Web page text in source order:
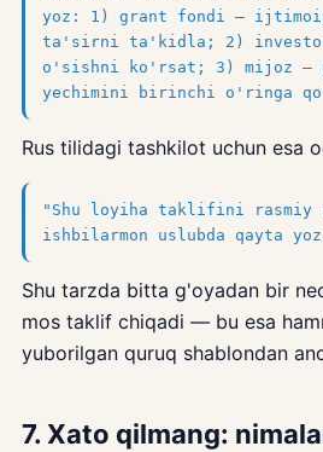
yoz: 1) grant fondi —
ta'sirni ta'kidla; 2) investor
o'sishni ko'rsat; 3) mijoz —
yechimini birinchi o'ringa
Rus tilidagi tashkilot uchun esa
"Shu loyiha taklifini
ishbilarmon uslubda qayta
Shu tarzda bitta g'oyadan bir
mos taklif chiqadi — bu esa
yuborilgan quruq shablondan
7. Xato qilmang: